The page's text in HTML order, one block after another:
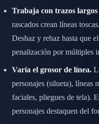
Trabaja con trazos largos
rascados crean líneas
Deshaz y rehaz hasta que
penalización por múltiples
Varía el grosor de línea.
personajes (silueta), líneas
faciales, pliegues de tela).
personajes destaquen del